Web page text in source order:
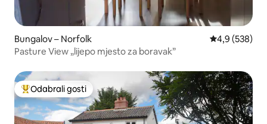
Bungalov – Norfolk Prosječna
4,9 (538)
Pasture View „lijepo mjesto za boravak”
Među najviše rangiranima s oznakom „Odabrali gosti”
Odabrali gosti